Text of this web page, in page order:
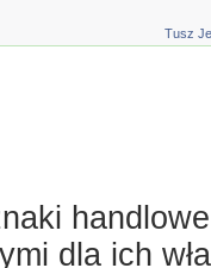
Tusz
dla ich